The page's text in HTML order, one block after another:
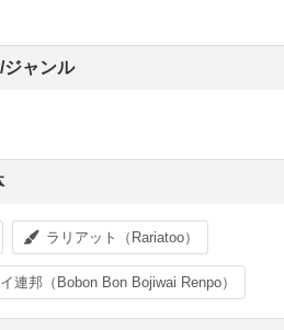
ジャンル
ラリアット（Rariatoo）
連邦（Bobon Bon Bojiwai Renpo）